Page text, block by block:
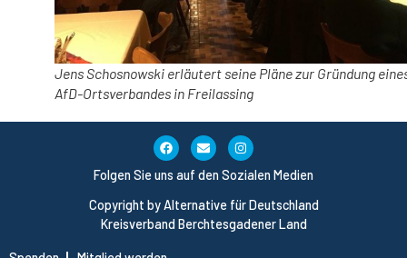
Jens Schosnowski erläutert seine Pläne zur Gründung
AfD-Ortsverbandes in Freilassing
Copyright by Alternative für Deutschland
Kreisverband Berchtesgadener Land
Folgen Sie uns auf den Sozialen Medien